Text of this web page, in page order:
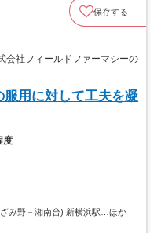
保存する
社フィールドファーマシーの
服用に対して工夫を凝
度
み野－湘南台) 新横浜駅…ほか